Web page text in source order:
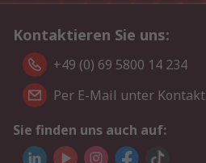
Kontaktieren Sie uns:
+49 (0) 69 5800 14 234
Per E-Mail unter Kontakt
Sie finden uns auch auf: